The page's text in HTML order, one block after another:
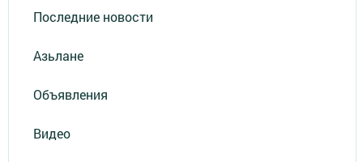
Последние новости
Азьлане
Объявления
Видео